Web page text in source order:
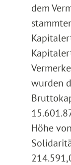
dem
wurden
Höhe